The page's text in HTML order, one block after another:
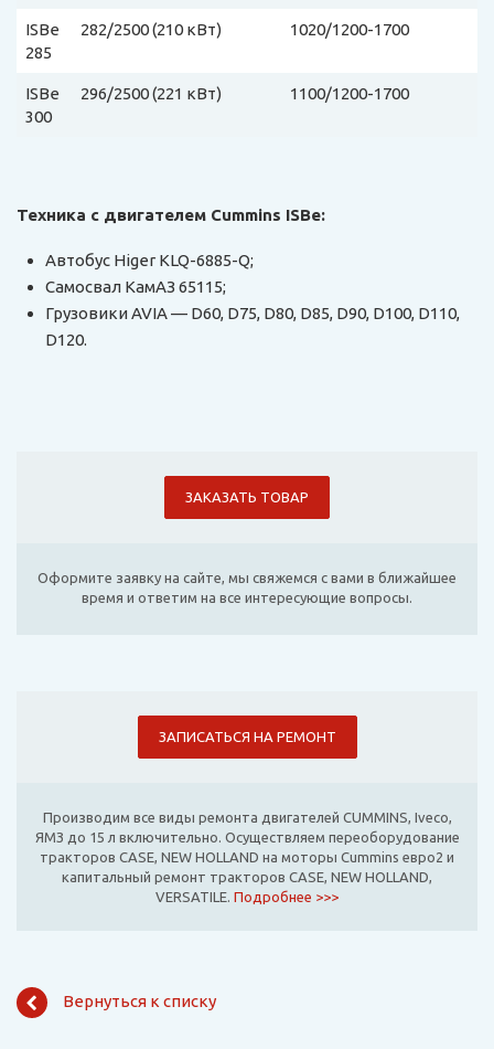
ISBe
285
282/2500 (210 кВт) 1020/1200-1700
ISBe
300
296/2500 (221 кВт) 1100/1200-1700
Техника с двигателем Cummins ISBe:
Автобус Higer KLQ-6885-Q;
Самосвал КамАЗ 65115;
Грузовики AVIA — D60, D75, D80, D85, D90, D100, D110,
D120.
ЗАКАЗАТЬ ТОВАР
Оформите заявку на сайте, мы свяжемся с вами в ближайшее
время и ответим на все интересующие вопросы.
ЗАПИСАТЬСЯ НА РЕМОНТ
Производим все виды ремонта двигателей CUMMINS, Iveco,
ЯМЗ до 15 л включительно. Осуществляем переоборудование
тракторов CASE, NEW HOLLAND на моторы Cummins евро2 и
капитальный ремонт тракторов CASE, NEW HOLLAND,
VERSATILE. Подробнее >>>
Вернуться к списку